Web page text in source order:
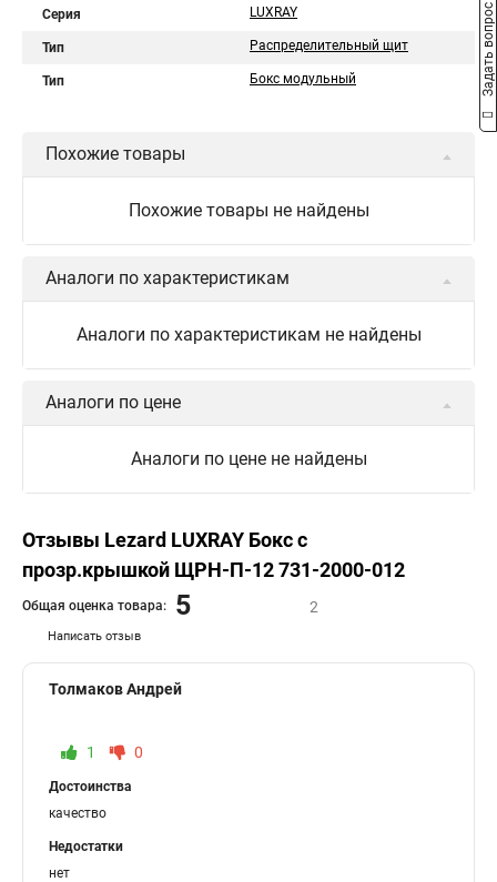
Серия LUXRAY
Тип Распределительный щит
Тип Бокс модульный
Похожие товары
Похожие товары не найдены
Аналоги по характеристикам
Аналоги по характеристикам не найдены
Аналоги по цене
Аналоги по цене не найдены
Отзывы Lezard LUXRAY Бокс с
прозр.крышкой ЩРН-П-12 731-2000-012
Написать отзыв
Общая оценка товара: 5 2
Толмаков Андрей
1 0
Достоинства
качество
Недостатки
нет
Задать вопрос